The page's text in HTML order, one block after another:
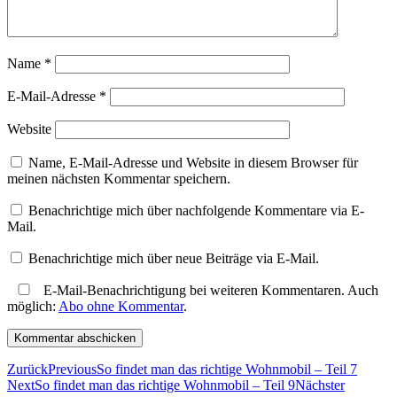
Name *
E-Mail-Adresse *
Website
Name, E-Mail-Adresse und Website in diesem Browser für
meinen nächsten Kommentar speichern.
Benachrichtige mich über nachfolgende Kommentare via E-
Mail.
Benachrichtige mich über neue Beiträge via E-Mail.
E-Mail-Benachrichtigung bei weiteren Kommentaren. Auch
möglich: Abo ohne Kommentar.
ZurückPreviousSo findet man das richtige Wohnmobil – Teil 7
NextSo findet man das richtige Wohnmobil – Teil 9Nächster